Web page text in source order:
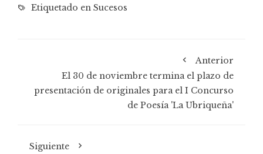
Etiquetado en Sucesos
Anterior
El 30 de noviembre termina el plazo de
presentación de originales para el I Concurso
de Poesía 'La Ubriqueña'
Siguiente